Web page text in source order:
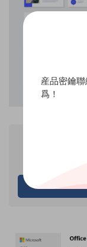
産品密鑰
爲！